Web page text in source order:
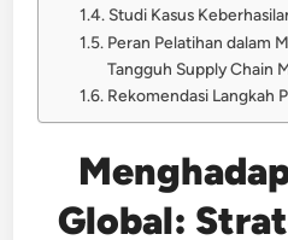
Studi Kasus
Peran Pelatihan dalam
Tangguh Supply Chain
Rekomendasi Langkah
Global: